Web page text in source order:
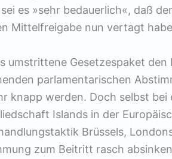
es »sehr bedauerlich«, daß
Mittelfreigabe nun vertagt
umstrittene Gesetzespaket den
parlamentarischen
knapp werden. Doch selbst bei
Islands in der
Brüssels,
zum Beitritt rasch